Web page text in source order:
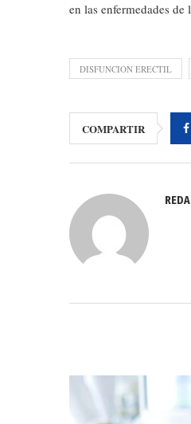
en las enfermedades
DISFUNCION ERECTIL
COMPARTIR